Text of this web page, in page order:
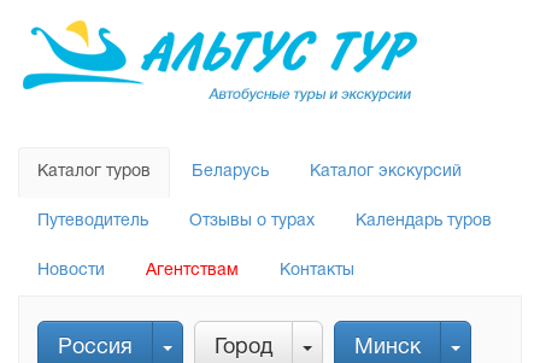
Каталог туров Беларусь Каталог экскурсий
Путеводитель Отзывы о турах Календарь туров
Новости Агентствам Контакты
Россия Город Минск